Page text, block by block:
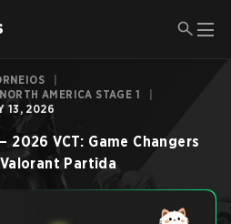
AMERICA STAGE 1
13, 2026
2026 VCT: Game Changers
Valorant Partida